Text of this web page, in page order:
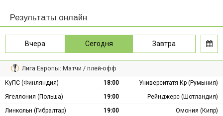
Результаты онлайн
Вчера Сегодня Завтра
Лига Европы: Матчи / плей-офф
КуПС (Финляндия) 18:00
Университатя Кр (Румыния)
Ягеллония (Польша)
19:00
Рейнджерс (Шотландия)
Линкольн (Гибралтар)
19:00
Омония (Кипр)